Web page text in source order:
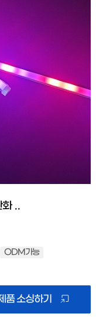
..
ODM가능
품 소싱하기